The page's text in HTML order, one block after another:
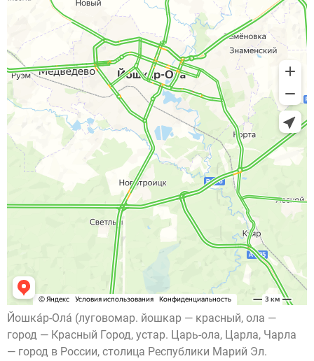
Йошка́р-Ола́ (луговомар. йошкар — красный, ола —
город — Красный Город, устар. Царь-ола, Царла, Чарла
— город в России, столица Республики Марий Эл.